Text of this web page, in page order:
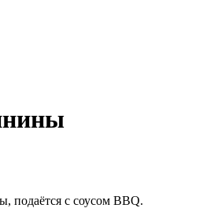
подаётся с соусом BBQ.